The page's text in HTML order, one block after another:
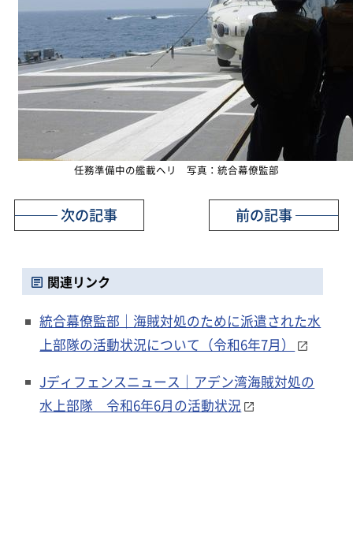
任務準備中の艦載ヘリ 写真：統合幕僚監部
前の記事
次の記事
関連リンク
統合幕僚監部｜海賊対処のために派遣された水
上部隊の活動状況について（令和6年7月）
Jディフェンスニュース｜アデン湾海賊対処の
水上部隊 令和6年6月の活動状況